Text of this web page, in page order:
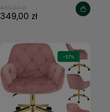
349,00 zł
-37%